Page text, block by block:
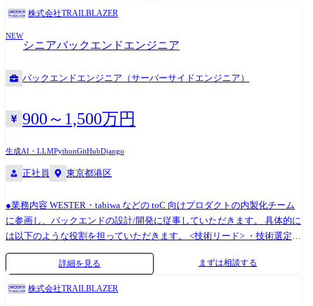
体でデジタル施策の実行支援を行い、データ利活用による事業横断の価
値創出を実現するために設立されました。 ●募集概要 JR西日本グループ
の鉄道事業におけるデータ活用を牽引する「データサイエンティスト・
マネージャー」を募集します。顧客のニーズが抽象的な段階から対話
し、課題設定・案件組成からプロジェクト完遂までを一気通貫でリード
する役割を担っていただきます。 ●具体的な業務内容 ・分析戦略の策定
トととして組成 ・プロジェクトリード メンバーへの分析タスクの指示、
進捗管理、成果物のレビューおよび品質の担保 ・チームビルディング 組
し、混雑緩和やアセット利用の最適化による生産性向上 ・KPIの変動要
利活用のためのパイプライン整備と、分析プロセスの自動化・高速化
【本ポジションでメインに扱うデータ例】 ・駅、路線の時間帯別・属性
別「人流・移動ログデータ」 ・運行アセットおよび駅周辺の「リアルタ
イム混雑・バイタルデータ」 ・MaaSアプリや定期券利用に伴う「移動経
路のライフサイクルデータ」 ・新幹線や在来線特急等の予約・購入トラ
ンザクション、改札通過ログ
株式会社TRAILBLAZER
NEW
シニアバックエンドエンジニア
バックエンドエンジニア（サーバーサイドエンジニア）
900～1,500万円
生成AI・LLMPythonGitHubDjango
正社員 東京都港区
●業務内容 WESTER・tabiwa などの toC 向けプロダクトの内製化チーム
に参画し、バックエンドの設計/開発に従事していただきます。 具体的に
は以下のような役割を担っていただきます。 <技術リード> ・技術選定・
アーキテクチャ設計・コードレビューを通じたチームの技術品質の牽引
<プロジェクト推進> ・JR西日本グループとの連携を含むプロジェクトの
推進・調整 <チームとの協働> ・PdM、デザイナー・モバイルエンジニア
詳細を見る まずは相談する
株式会社TRAILBLAZER